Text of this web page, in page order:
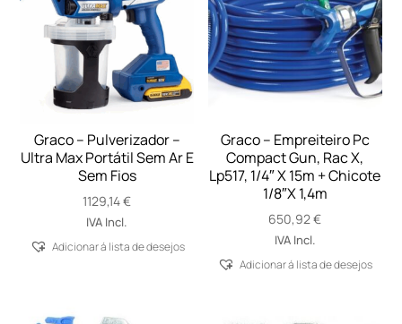
Graco – Pulverizador –
Ultra Max Portátil Sem Ar E
Sem Fios
1129,14€
IVA Incl.
Adicionar á lista de desejos
Graco – Empreiteiro Pc
Compact Gun, Rac X,
Lp517, 1/4″ X 15m + Chicote
1/8″X 1,4m
650,92€
IVA Incl.
Adicionar á lista de desejos